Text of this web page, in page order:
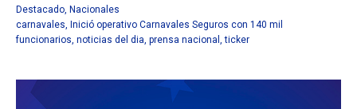
Destacado, Nacionales
carnavales, Inició operativo Carnavales Seguros con 140 mil
funcionarios, noticias del dia, prensa nacional ,ticker